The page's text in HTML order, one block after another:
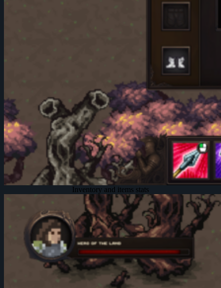
Inventory and items stats